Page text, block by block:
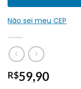
Não sei meu CEP
R$59,90